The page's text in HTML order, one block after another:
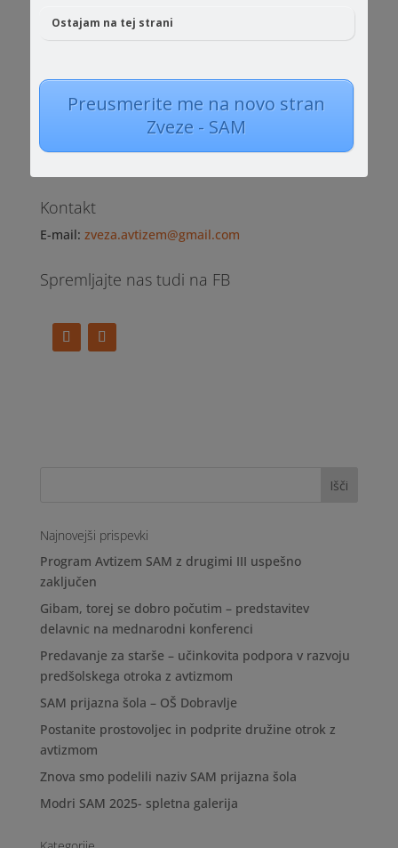
Zveza NVO za avtizem Slovenije
Tržaška cesta 2
Kontakt
E-mail: zveza.avtizem@gmail.com
Spremljajte nas tudi na FB
Najnovejši prispevki
Program Avtizem SAM z drugimi III uspešno
zaključen
Gibam, torej se dobro počutim – predstavitev
delavnic na mednarodni konferenci
Predavanje za starše – učinkovita podpora v razvoju
predšolskega otroka z avtizmom
SAM prijazna šola – OŠ Dobravlje
Postanite prostovoljec in podprite družine otrok z
avtizmom
Znova smo podelili naziv SAM prijazna šola
Modri SAM 2025- spletna galerija
Ostajam na tej strani
Preusmerite me na novo stran
Zveze - SAM